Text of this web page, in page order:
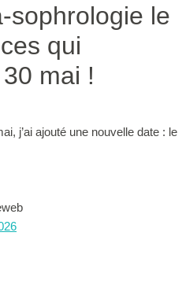
sophrologie le
qui
mai !
j’ai ajouté une nouvelle date : le